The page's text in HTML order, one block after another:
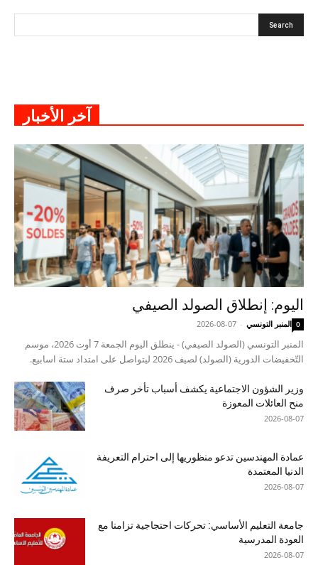
آخر الأخبار
اليوم: إنطلاق الصولد الصيفي
المنبر التونسي -
2026-08-07 0
المنبر التونسي (الصولد الصيفي) - ينطلق اليوم الجمعة 7 أوت 2026، موسم
التّخفيضات الدورية (الصولد) لصيف 2026 ليتواصل على امتداد ستة اسابيع.
وزير الشؤون الاجتماعية يكشف أسباب تأخر صرف
منح العائلات المعوزة
2026-08-07
عمادة المهندسين تدعو منظوريها إلى احترام التعريفة
الدنيا المعتمدة
2026-08-07
جامعة التعليم الأساسي: تحركات احتجاجية تزامنا مع
العودة المدرسية
2026-08-07